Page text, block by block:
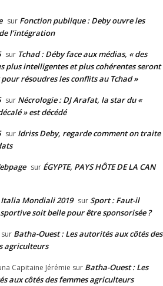
sur Fonction publique : Deby ouvre les
l’intégration
sur Tchad : Déby face aux médias, « des
plus intelligentes et plus cohérentes seront
résoudres les conflits au Tchad »
sur Nécrologie : DJ Arafat, la star du «
» est décédé
sur Idriss Deby, regarde comment on traite
sur ÉGYPTE, PAYS HÔTE DE LA CAN
Mondiali 2019 surSport : Faut-il
sportive soit belle pour être sponsorisée ?
sur Batha-Ouest : Les autorités aux côtés des
agriculteurs
Capitaine Jérémie sur Batha-Ouest : Les
aux côtés des femmes agriculteurs